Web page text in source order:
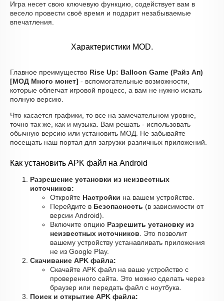
Игра несет свою ключевую функцию, содействует вам в
весело провести своё время и подарит незабываемые
впечатления.
Характеристики MOD.
Главное преимущество Rise Up: Balloon Game (Райз Ап)
[МОД Много монет] - вспомогательные возможности,
которые облегчат игровой процесс, а вам не нужно искать
полную версию.
Что касается графики, то все на замечательном уровне,
точно так же, как и музыка. Вам решать - использовать
обычную версию или установить МОД. Не забывайте
посещать наш портал для загрузки различных приложений.
Как установить APK файл на Android
Разрешение установки из неизвестных
источников:
Откройте Настройки на вашем устройстве.
Перейдите в Безопасность (в зависимости от
версии Android).
Включите опцию Разрешить установку из
неизвестных источников . Это позволит
вашему устройству устанавливать приложения
не из Google Play.
Скачивание APK файла:
Скачайте APK файл на ваше устройство с
проверенного сайта. Это можно сделать через
браузер или передать файл с ноутбука.
Поиск и открытие APK файла: